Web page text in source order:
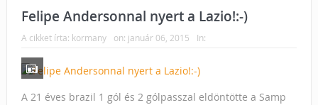
Felipe Andersonnal nyert a Lazio!:-)
A cikket írta: kormany on: január 06, 2015 In:
A 21 éves brazil 1 gól és 2 gólpasszal eldöntötte a Samp